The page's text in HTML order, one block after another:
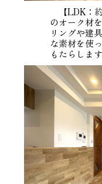
【LDK：
のオーク材
リングや建
な素材を使
もたらします